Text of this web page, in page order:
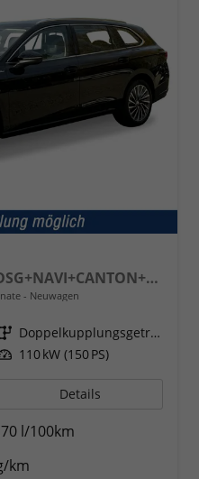
L&K Laurin & Klement DSG+NAVI+CANTON+MATRIX
Neuwagen
Getriebe
Doppelkupplungsgetriebe (DSG)
Leistung 110 kW (150 PS)
Details
l/100km
km